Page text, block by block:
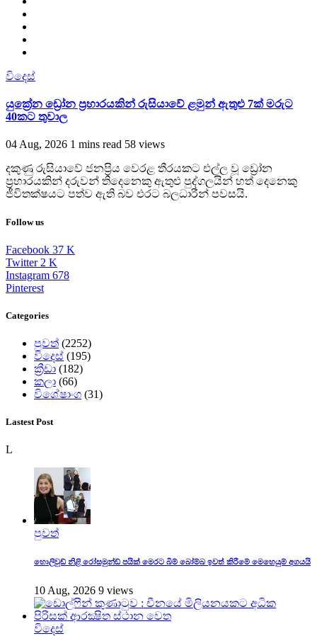
විදෙස්
යුක්‍රේන ඩ්‍රෝන ප්‍රහාරයකින් රුසියාවේ ළමුන් ඇතුළු 7ක් මරුට
40කට තුවාල
04 Aug, 2026 1 mins read 58 views
දකුණු රුසියාවේ ජනප්‍රිය වෙරළ තීරයකට එල්ල වූ ඩ්‍රෝන
ප්‍රහාරයකින් දරුවන් තිදෙනෙකු ඇතුළු පුද්ගලයින් හත් දෙනෙකු
ජීවිතක්ෂයට පත්ව ඇති බව එරට බලධාරීන් පවසයි.
Follow us
Facebook 37 K
Twitter 2 K
Instagram 678
Pinterest
Categories
පුවත් (2252)
විදෙස් (195)
ක්‍රීඩා (182)
කලා (66)
විශේෂාංග (31)
Lastest Post
L
පුවත්
හොලිවුඩ් නිළි රෝසමුන්ඩ් පයික් මෙරට බිම් බෝම්බ ඉවත් කිරීමේ මෙහෙයුම් අගයයි
10 Aug, 2026 9 views
විදෙස්